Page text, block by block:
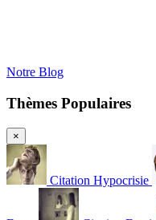
Notre Blog
Thèmes Populaires
×
Citation Hypocrisie